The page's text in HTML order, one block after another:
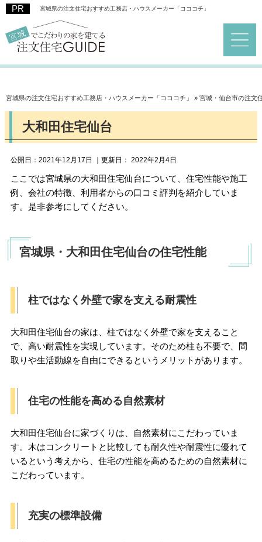
宮城県の注文住宅おすすめ工務店・ハウスメーカー「コココチ」
宮城県の注文住宅おすすめ工務店・ハウスメーカー「コココチ」 » 宮城・仙台市の注文
大和田住宅仙台
公開日： 2021年12月17日 ｜更新日： 2022年2月4日
ここでは宮城県の大和田住宅仙台について、住宅性能や施工
例、会社の特徴、利用者からの口コミ評判を紹介していま
す。是非参考にしてください。
宮城県・大和田住宅仙台の住宅性能
柱ではなく外壁で家を支える耐震性
大和田住宅仙台の家は、柱ではなく外壁で家を支えること
で、高い耐震性を実現しています。そのため柱も不要で、間
取りや生活動線を自由にできるというメリットがあります。
住宅の性能を高める自然素材
大和田住宅仙台に家づくりは、自然素材にこだわっていま
す。木はコンクリートと比較しても耐久性や耐震性に優れて
いるという考えから、住宅の性能を高めるための自然素材に
こだわっています。
充実の標準設備